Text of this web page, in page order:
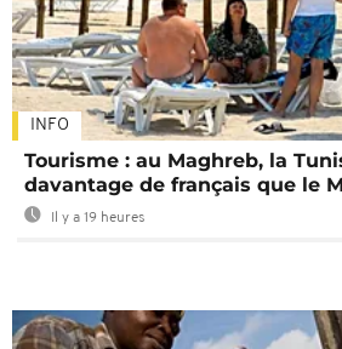
INFO
Tourisme : au Maghreb, la
davantage de français que le
Il y a 19 heures